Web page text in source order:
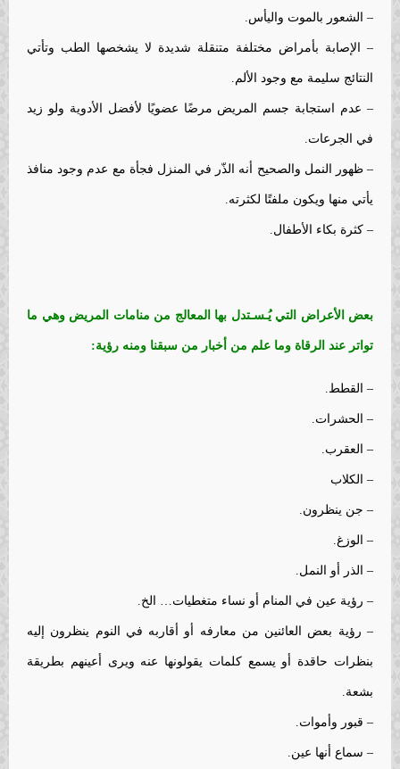
– الشعور بالموت واليأس.
– الإصابة بأمراض مختلفة متنقلة شديدة لا يشخصها الطب وتأتي
النتائج سليمة مع وجود الألم.
– عدم استجابة جسم المريض مرضًا عضويًا لأفضل الأدوية ولو زيد
في الجرعات.
– ظهور النمل والصحيح أنه الذّر في المنزل فجأة مع عدم وجود منافذ
يأتي منها ويكون ملفتًا لكثرته.
– كثرة بكاء الأطفال.
بعض الأعراض التييُـسـتدل بها المعالج من منامات لمريض وهي ما
تواتر عند الرقاة وما علم من أخبار من سبقنا ومنه رؤية:
– القطط.
– الحشرات.
– العقرب.
– الكلاب
– جن ينظرون.
– الوزغ.
– الذر أو النمل.
– رؤية عين في المنام أو نساء متغطيات… الخ.
– رؤية بعض العائنين من معارفه أو أقاربه في النوم ينظرون إليه
بنظرات حاقدة أو يسمع كلمات يقولونها عنه ويرى أعينهم بطريقة
بشعة.
– قبور وأموات.
– سماع أنها عين.